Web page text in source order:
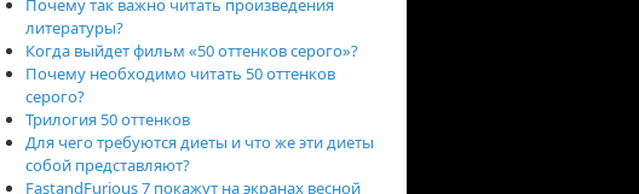
Почему так важно читать произведения
литературы?
Когда выйдет фильм «50 оттенков серого»?
Почему необходимо читать 50 оттенков
серого?
Трилогия 50 оттенков
Для чего требуются диеты и что же эти диеты
собой представляют?
FastandFurious 7 покажут на экранах весной